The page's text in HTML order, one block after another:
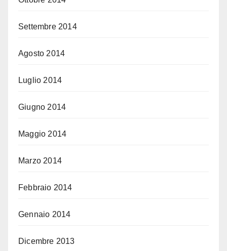
Settembre 2014
Agosto 2014
Luglio 2014
Giugno 2014
Maggio 2014
Marzo 2014
Febbraio 2014
Gennaio 2014
Dicembre 2013